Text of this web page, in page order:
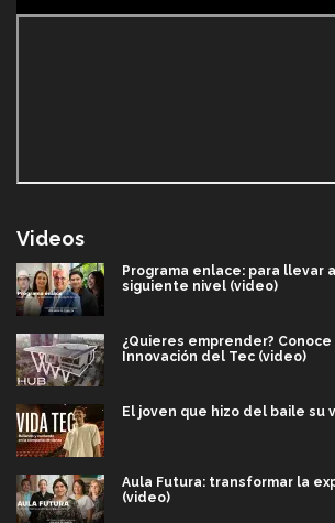
Videos
Programa enlace: para llevar
siguiente nivel (video)
¿Quieres emprender?
Innovación del Tec (video)
El joven que hizo del baile su
Aula Futura: transformar la
(video)